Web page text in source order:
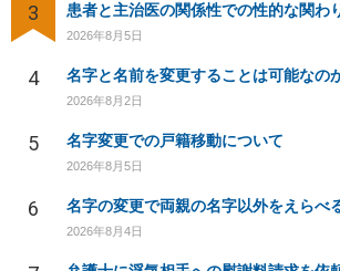
3 患者と主治医の関係性での性的な関わ
2026年8月5日
4 名字と名前を変更することは可能なの
2026年8月2日
5 名字変更での戸籍移動について
2026年8月5日
6 名字の変更で両親の名字以外をえらべ
2026年8月4日